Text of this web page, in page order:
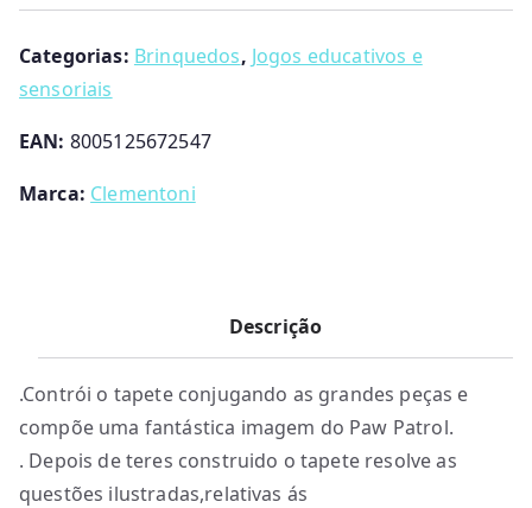
Gigante
interativo
Patrulha
Clementoni
Categorias: Brinquedos, Jogos educativos e
sensoriais
EAN: 8005125672547
Marca: Clementoni
Descrição
.Contrói o tapete conjugando as grandes peças e
compõe uma fantástica imagem do Paw Patrol.
. Depois de teres construido o tapete resolve as
questões ilustradas,relativas ás